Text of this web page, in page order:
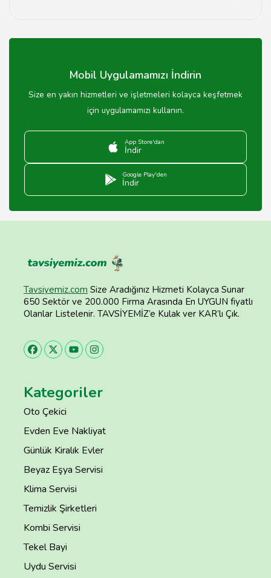
yapmak önerilmektedir.
Mobil Uygulamamızı İndirin
Size en yakın hizmetleri ve işletmeleri kolayca keşfetmek
için uygulamamızı kullanın.
App Store'dan
İndir
Google Play'den
İndir
Tavsiyemiz.com Size Aradığınız Hizmeti Kolayca Sunar
650 Sektör ve 200.000 Firma Arasında En UYGUN fiyatlı
Olanlar Listelenir. TAVSİYEMİZ’e Kulak ver KAR’lı Çık.
Kategoriler
Oto Çekici
Evden Eve Nakliyat
Günlük Kiralık Evler
Beyaz Eşya Servisi
Klima Servisi
Temizlik Şirketleri
Kombi Servisi
Tekel Bayi
Uydu Servisi